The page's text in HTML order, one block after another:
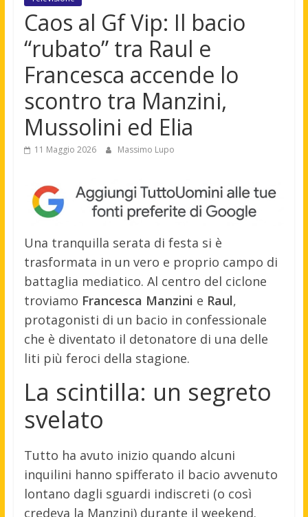
Caos al Gf Vip: Il bacio
“rubato” tra Raul e
Francesca accende lo
scontro tra Manzini,
Mussolini ed Elia
11 Maggio 2026 Massimo Lupo
Una tranquilla serata di festa si è
trasformata in un vero e proprio campo di
battaglia mediatico. Al centro del ciclone
troviamo Francesca Manzini e Raul,
protagonisti di un bacio in confessionale
che è diventato il detonatore di una delle
liti più feroci della stagione.
La scintilla: un segreto
svelato
Tutto ha avuto inizio quando alcuni
inquilini hanno spifferato il bacio avvenuto
lontano dagli sguardi indiscreti (o così
credeva la Manzini) durante il weekend.